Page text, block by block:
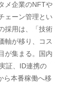
メ企業のNFTや
ェーン管理とい
採用は、「技術
軸が移り、コス
が集まる。国内
証、ID連携の
ら本番稼働へ移